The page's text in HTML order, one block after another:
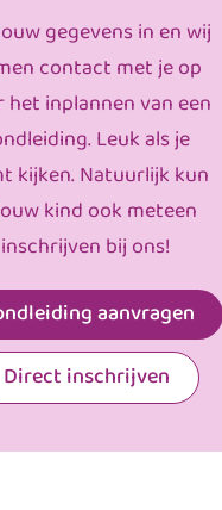
gegevens in en wij
contact met je op
het inplannen van een
Leuk als je
kijken. Natuurlijk kun
kind ook meteen
inschrijven bij ons!
aanvragen
Direct inschrijven